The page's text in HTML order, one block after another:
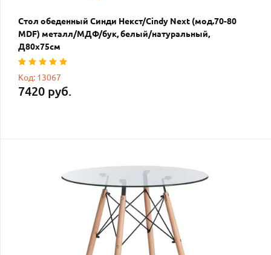
Стол обеденный Синди Некст/Cindy Next (мод.70-80
MDF) металл/МДФ/бук, белый/натуральный,
Д80х75см
Код: 13067
7420 руб.